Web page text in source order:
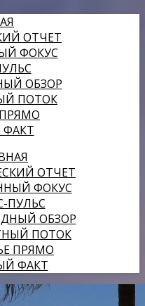
ОТЧЕТ
ФОКУС
ОБЗОР
ПОТОК
ОТЧЕТ
ФОКУС
ПУЛЬС
ОБЗОР
ПОТОК
ПРЯМО
ФАКТ